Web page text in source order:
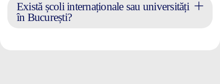
Există școli internaționale sau universități
în București?